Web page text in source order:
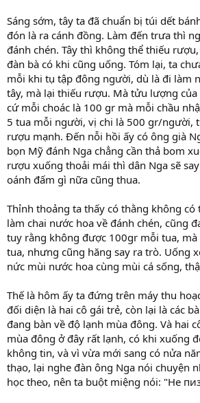
Sáng sớm, tây ta đã chuẩn bị túi dết
đón là ra cánh đồng. Làm đến trưa thì
đánh chén. Tây thì không thể thiếu
đàn bà có khi cũng uống. Tóm lại, ta
mỗi khi tụ tập đông người, dù là đi làm
tây, mà lại thiếu rượu. Mà tửu lượng của
cứ mỗi choác là 100 gr mà mỗi chầu
5 tua mỗi người, vị chi là 500 gr/người,
rượu mạnh. Đến nỗi hồi ấy có ông già
bọn Mỹ đánh Nga chẳng cần thả bom
rượu xuống thoải mái thì dân Nga sẽ
oánh đấm gì nữa cũng thua.
Thỉnh thoảng ta thấy có thằng không
làm chai nước hoa về đánh chén, cũng
tuy rằng không được 100gr mỗi tua, mà
tua, nhưng cũng hăng say ra trò. Uống
nức mùi nước hoa cùng mùi cá sống,
Thế là hôm ấy ta đứng trên máy thu
đối diện là hai cô gái trẻ, còn lại là các
đang bàn về độ lạnh mùa đông. Và hai
mùa đông ở đây rất lạnh, có khi xuống
không tin, và vì vừa mới sang có nửa
thạo, lại nghe đàn ông Nga nói chuyện
học theo, nên ta buột miệng nói: "Не